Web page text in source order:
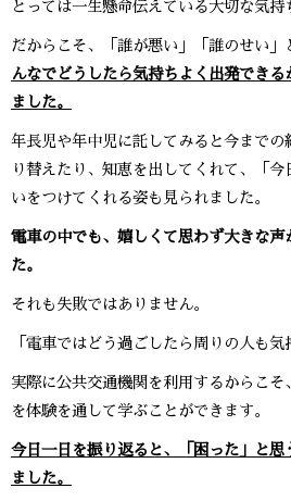
とっては一生懸命伝えている大切な気持
だからこそ、「誰が悪い」「誰のせい」
んなでどうしたら気持ちよく出発でき
ました。
年長児や年中児に託してみると今までの
り替えたり、知恵を出してくれて、「
いをつけてくれる姿も見られました。
電車の中でも、嬉しくて思わず大きな声
た。
それも失敗ではありません。
「電車ではどう過ごしたら周りの人も気
実際に公共交通機関を利用するからこ
を体験を通して学ぶことができます。
今日一日を振り返ると、「困った」と思
ました。